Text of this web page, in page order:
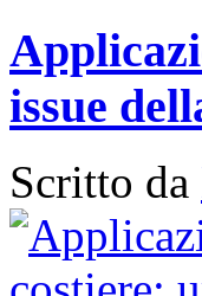
issue
Scritto da